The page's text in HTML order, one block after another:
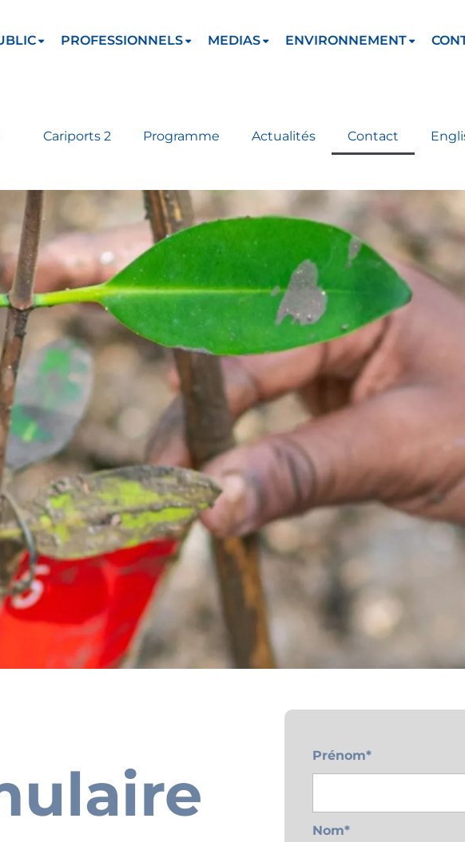
PROFESSIONNELS MEDIAS ENVIRONNEMENT
Cariports 2 Programme Actualités Contact
Contact
Lorem ipsum dolor sit amet, consectetur adipiscing elit. Sed
egestas porta. Curabitur at orci dapibus, interdum nisi et,
Prénom*
Nom*